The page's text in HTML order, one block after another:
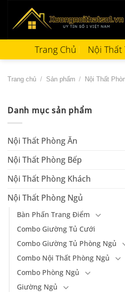
Trang Chủ Nội Thất
Trang chủ / Sản phẩm / Nội Thất
Danh mục sản phẩm
Nội Thất Phòng Ăn
Nội Thất Phòng Bếp
Nội Thất Phòng Khách
Nội Thất Phòng Ngủ
Bàn Phấn Trang Điểm
Combo Giường Tủ Cưới
Combo Giường Tủ Phòng Ngủ
Combo Nội Thất Phòng Ngủ
Combo Phòng Ngủ
Giường Ngủ